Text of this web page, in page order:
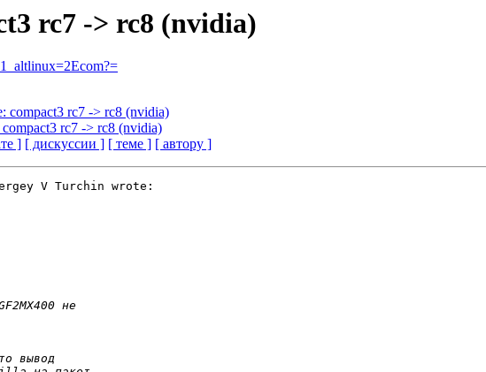
rc7 -> rc8 (nvidia)
compact3 rc7 -> rc8 (nvidia)
rc7 -> rc8 (nvidia)
] [ дискуссии ] [ теме ] [ автору ]
V Turchin wrote: